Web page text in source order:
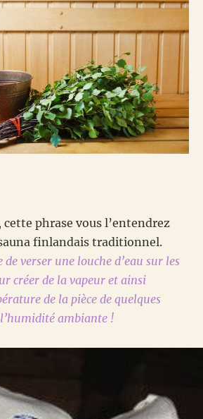
phrase vous l’entendrez
finlandais traditionnel.
de verser une louche d’eau sur les
créer de la vapeur et ainsi
de la pièce de quelques
ambiante !